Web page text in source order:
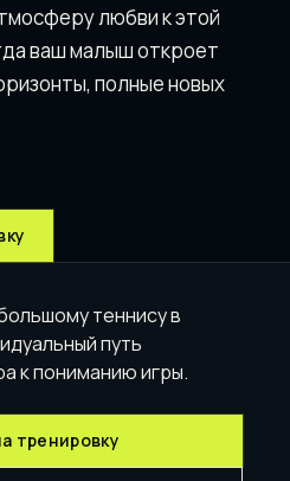
любви к этой
ваш малыш откроет
полные новых
теннису в
путь
к пониманию игры.
тренировку